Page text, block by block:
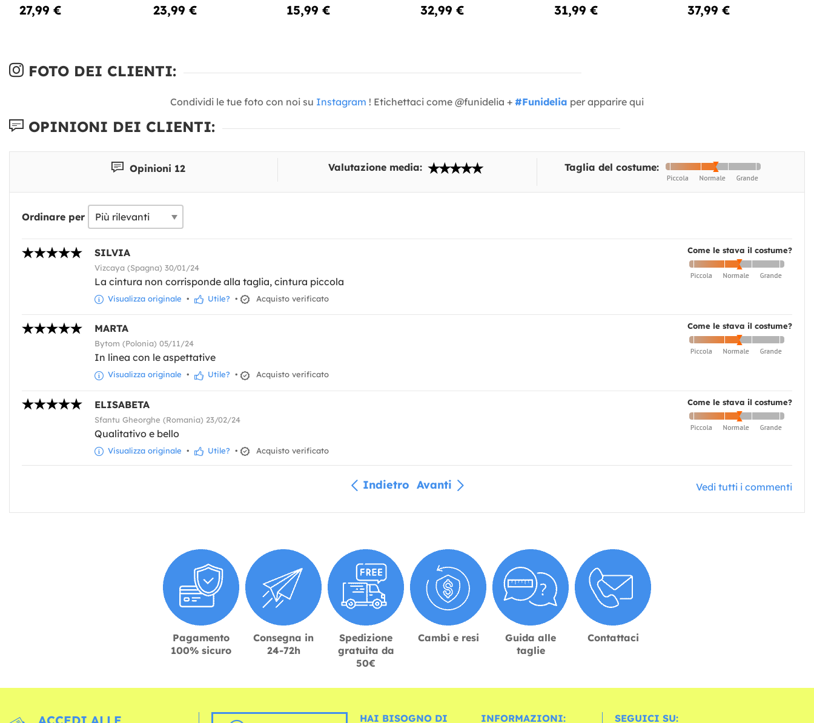
27,99 € 23,99 € 15,99 € 32,99 € 31,99 € 37,99 €
FOTO DEI CLIENTI:
Condividi le tue foto con noi su Instagram ! Etichettaci come @funidelia + #Funidelia per apparire qui
OPINIONI DEI CLIENTI:
Opinioni 12 Valutazione media: Taglia del costume:
Ordinare per
Come le stava il costume?
SILVIA
Vizcaya (Spagna) 30/01/24
La cintura non corrisponde alla taglia, cintura piccola
Visualizza originale • Utile? • Acquisto verificato
Come le stava il costume?
MARTA
Bytom (Polonia) 05/11/24
In linea con le aspettative
Visualizza originale • Utile? • Acquisto verificato
Come le stava il costume?
ELISABETA
Sfantu Gheorghe (Romania) 23/02/24
Qualitativo e bello
Visualizza originale • Utile? • Acquisto verificato
Indietro Avanti Vedi tutti i commenti
Pagamento
100% sicuro
Consegna in
24-72h
Spedizione
gratuita da
50€
Cambi e resi
Guida alle
taglie
Contattaci
HAI BISOGNO DI INFORMAZIONI: SEGUICI SU: